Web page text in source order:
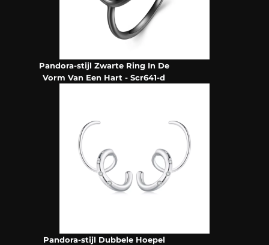
Pandora-stijl Zwarte Ring In De
Vorm Van Een Hart - Scr641-d
Pandora-stijl Dubbele Hoepel